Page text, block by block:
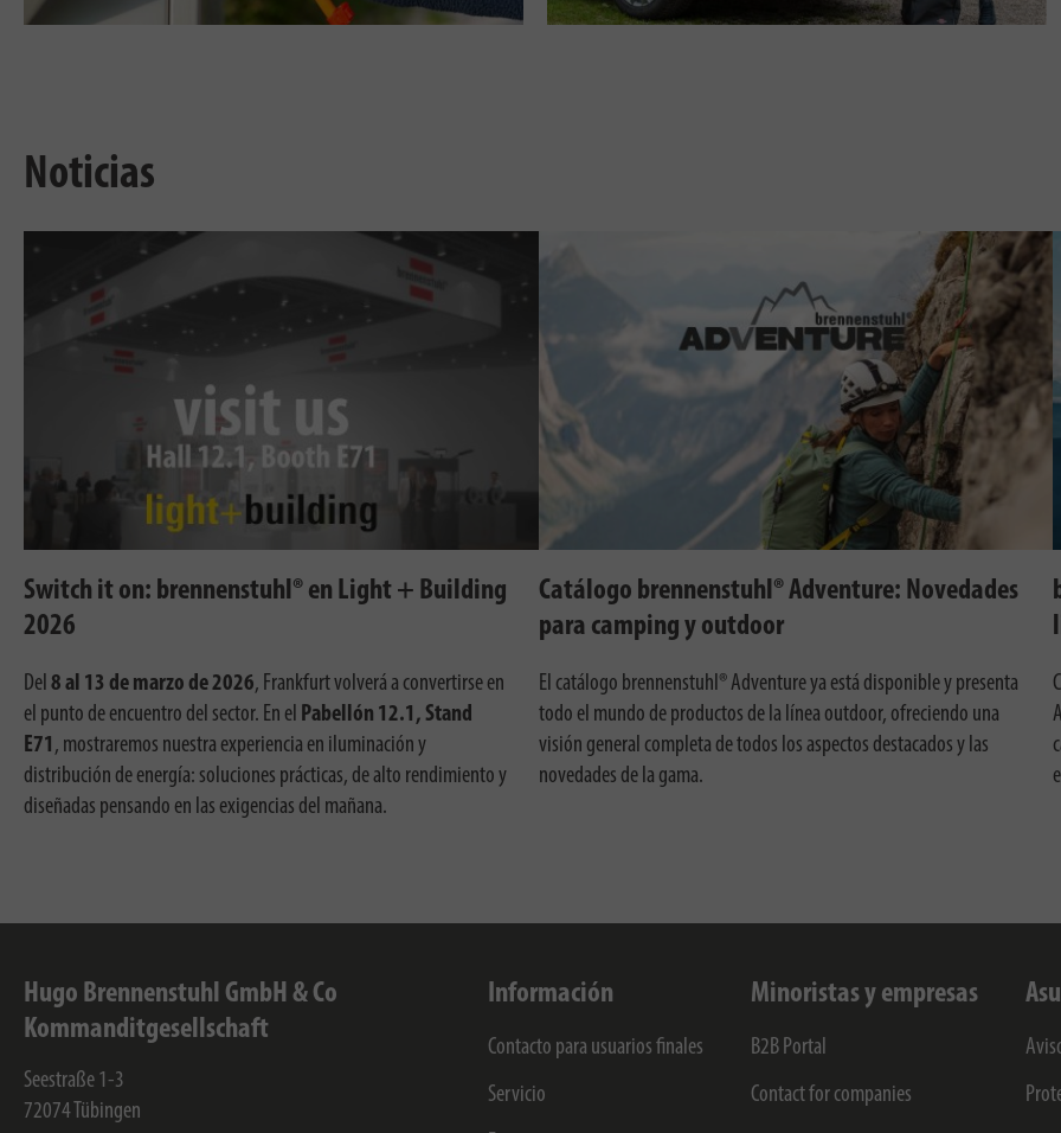
Noticias
Switch it on: brennenstuhl® en Light + Building
2026
Del 8 al 13 de marzo de 2026, Frankfurt volverá a convertirse en
el punto de encuentro del sector. En el Pabellón 12.1, Stand
E71 , mostraremos nuestra experiencia en iluminación y
distribución de energía: soluciones prácticas, de alto rendimiento y
diseñadas pensando en las exigencias del mañana.
Catálogo brennenstuhl® Adventure: Novedades
para camping y outdoor
El catálogo brennenstuhl® Adventure ya está disponible y presenta
todo el mundo de productos de la línea outdoor, ofreciendo una
visión general completa de todos los aspectos destacados y las
novedades de la gama.
Hugo Brennenstuhl GmbH & Co
Kommanditgesellschaft
Seestraße 1-3
72074 Tübingen
Información
Contacto para usuarios finales
Servicio
Minoristas y empresas
B2B Portal
Contact for companies